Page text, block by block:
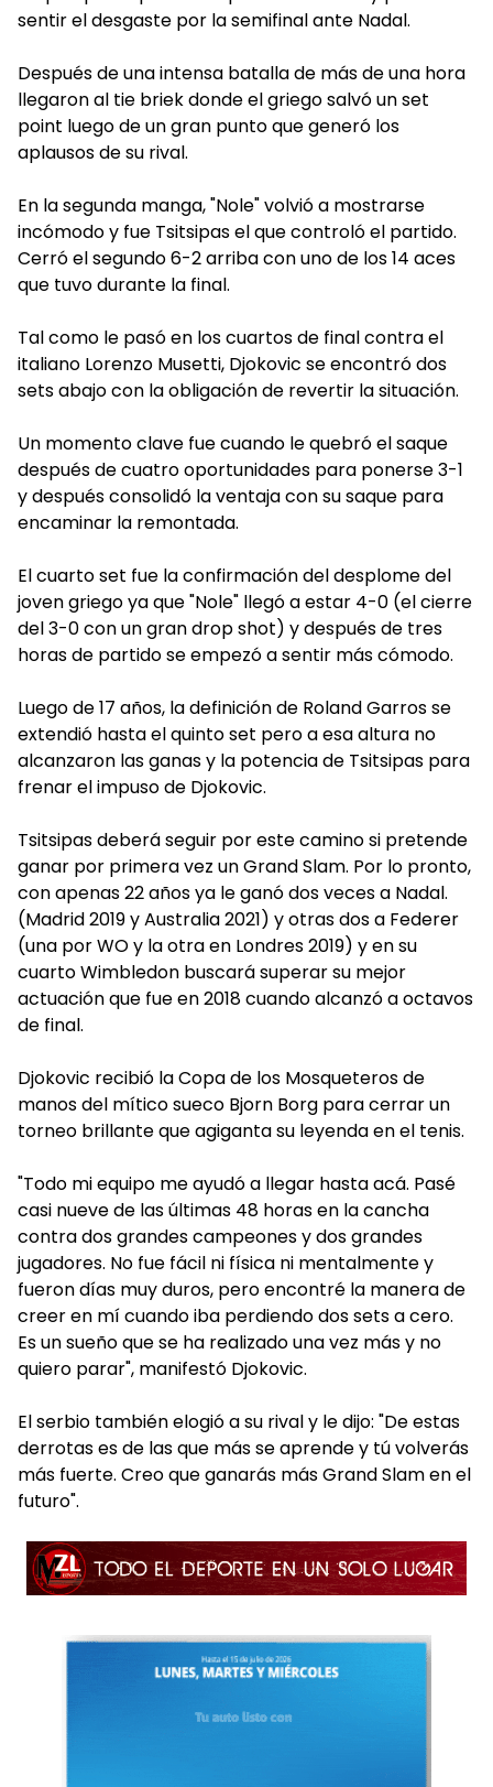
sentir el desgaste por la semifinal ante Nadal.
Después de una intensa batalla de más de una hora
llegaron al tie briek donde el griego salvó un set
point luego de un gran punto que generó los
aplausos de su rival.
En la segunda manga, "Nole" volvió a mostrarse
incómodo y fue Tsitsipas el que controló el partido.
Cerró el segundo 6-2 arriba con uno de los 14 aces
que tuvo durante la final.
Tal como le pasó en los cuartos de final contra el
italiano Lorenzo Musetti, Djokovic se encontró dos
sets abajo con la obligación de revertir la situación.
Un momento clave fue cuando le quebró el saque
después de cuatro oportunidades para ponerse 3-1
y después consolidó la ventaja con su saque para
encaminar la remontada.
El cuarto set fue la confirmación del desplome del
joven griego ya que "Nole" llegó a estar 4-0 (el cierre
del 3-0 con un gran drop shot) y después de tres
horas de partido se empezó a sentir más cómodo.
Luego de 17 años, la definición de Roland Garros se
extendió hasta el quinto set pero a esa altura no
alcanzaron las ganas y la potencia de Tsitsipas para
frenar el impuso de Djokovic.
Tsitsipas deberá seguir por este camino si pretende
ganar por primera vez un Grand Slam. Por lo pronto,
con apenas 22 años ya le ganó dos veces a Nadal.
(Madrid 2019 y Australia 2021) y otras dos a Federer
(una por WO y la otra en Londres 2019) y en su
cuarto Wimbledon buscará superar su mejor
actuación que fue en 2018 cuando alcanzó a octavos
de final.
Djokovic recibió la Copa de los Mosqueteros de
manos del mítico sueco Bjorn Borg para cerrar un
torneo brillante que agiganta su leyenda en el tenis.
"Todo mi equipo me ayudó a llegar hasta acá. Pasé
casi nueve de las últimas 48 horas en la cancha
contra dos grandes campeones y dos grandes
jugadores. No fue fácil ni física ni mentalmente y
fueron días muy duros, pero encontré la manera de
creer en mí cuando iba perdiendo dos sets a cero.
Es un sueño que se ha realizado una vez más y no
quiero parar", manifestó Djokovic.
El serbio también elogió a su rival y le dijo: "De estas
derrotas es de las que más se aprende y tú volverás
más fuerte. Creo que ganarás más Grand Slam en el
futuro".